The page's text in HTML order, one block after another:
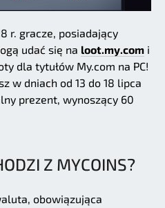
r. gracze, posiadający
udać się na loot.my.com i
dla tytułów My.com na PC!
w dniach od 13 do 18 lipca
prezent, wynoszący 60
Z MYCOINS?
obowiązująca